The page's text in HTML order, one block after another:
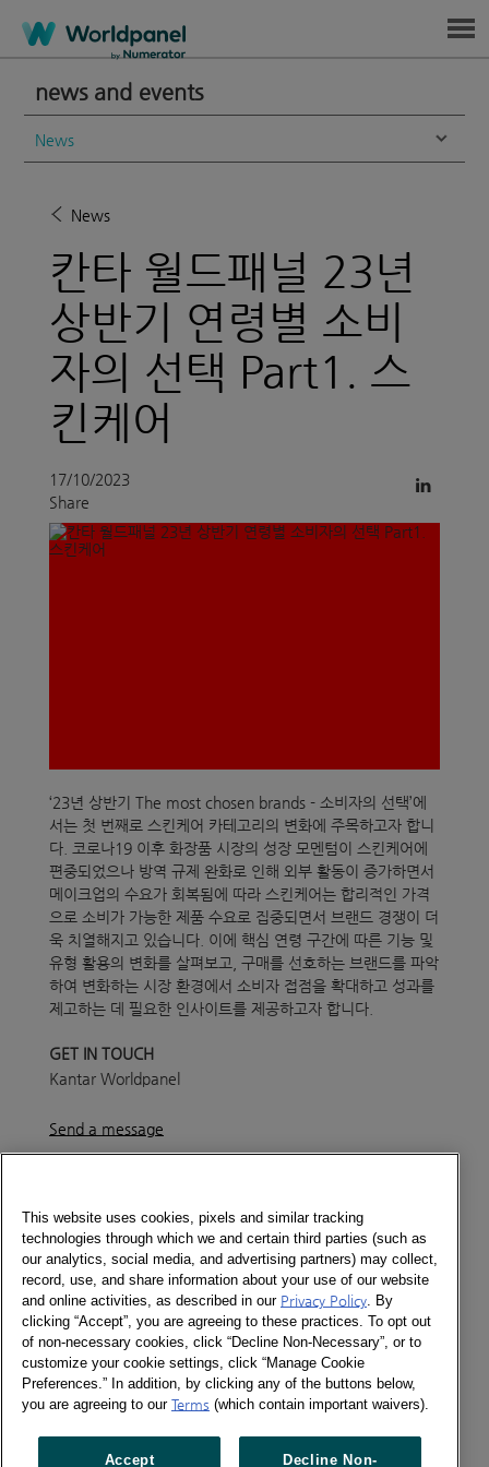
Menu
news and events
News
News
칸타 월드패널 23년
상반기 연령별 소비
자의 선택 Part1. 스
킨케어
17/10/2023
Share
‘23년 상반기 The most chosen brands - 소비자의 선택’에
서는 첫 번째로 스킨케어 카테고리의 변화에 주목하고자 합니
다. 코로나19 이후 화장품 시장의 성장 모멘텀이 스킨케어에
편중되었으나 방역 규제 완화로 인해 외부 활동이 증가하면서
메이크업의 수요가 회복됨에 따라 스킨케어는 합리적인 가격
으로 소비가 가능한 제품 수요로 집중되면서 브랜드 경쟁이 더
욱 치열해지고 있습니다. 이에 핵심 연령 구간에 따른 기능 및
유형 활용의 변화를 살펴보고, 구매를 선호하는 브랜드를 파악
하여 변화하는 시장 환경에서 소비자 접점을 확대하고 성과를
제고하는 데 필요한 인사이트를 제공하고자 합니다.
GET IN TOUCH
Kantar Worldpanel
Send a message
Newsletter
Social
Newsletter
Twitter
This website uses cookies, pixels and similar tracking
technologies through which we and certain third parties (such as
our analytics, social media, and advertising partners) may collect,
record, use, and share information about your use of our website
and online activities, as described in our Privacy Policy . By
clicking “Accept”, you are agreeing to these practices. To opt out
of non-necessary cookies, click “Decline Non-Necessary”, or to
customize your cookie settings, click “Manage Cookie
Preferences.” In addition, by clicking any of the buttons below,
you are agreeing to our Terms (which contain important waivers).
Accept Decline Non-